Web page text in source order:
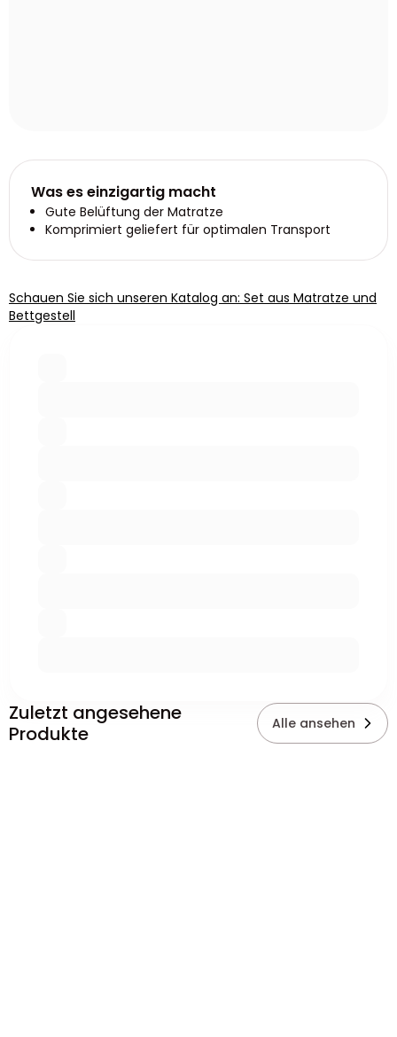
Was es einzigartig macht
Gute Belüftung der Matratze
Komprimiert geliefert für optimalen Transport
Schauen Sie sich unseren Katalog an: Set aus Matratze und
Bettgestell
Zuletzt angesehene
Produkte
Alle ansehen